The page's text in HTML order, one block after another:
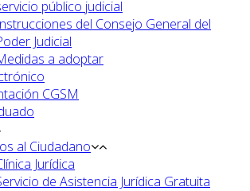
público judicial
del Consejo General del
Judicial
a adoptar
CGSM
al Ciudadano
Jurídica
de Asistencia Jurídica Gratuita